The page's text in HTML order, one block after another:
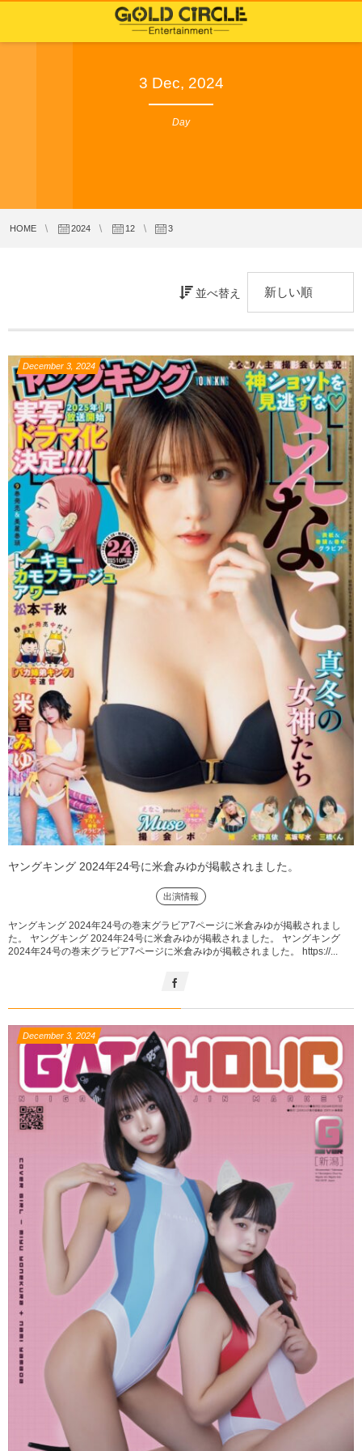
3 Dec, 2024
Day
HOME 2024 12 3
並べ替え
December 3,2024
ヤングキング 2024年24号に米倉みゆが掲載されました。
出演情報
ヤングキング 2024年24号の巻末グラビア7ページに米倉みゆが掲載されまし
た。 ヤングキング 2024年24号に米倉みゆが掲載されました。 ヤングキング
2024年24号の巻末グラビア7ページに米倉みゆが掲載されました。 https://...
December 3,2024